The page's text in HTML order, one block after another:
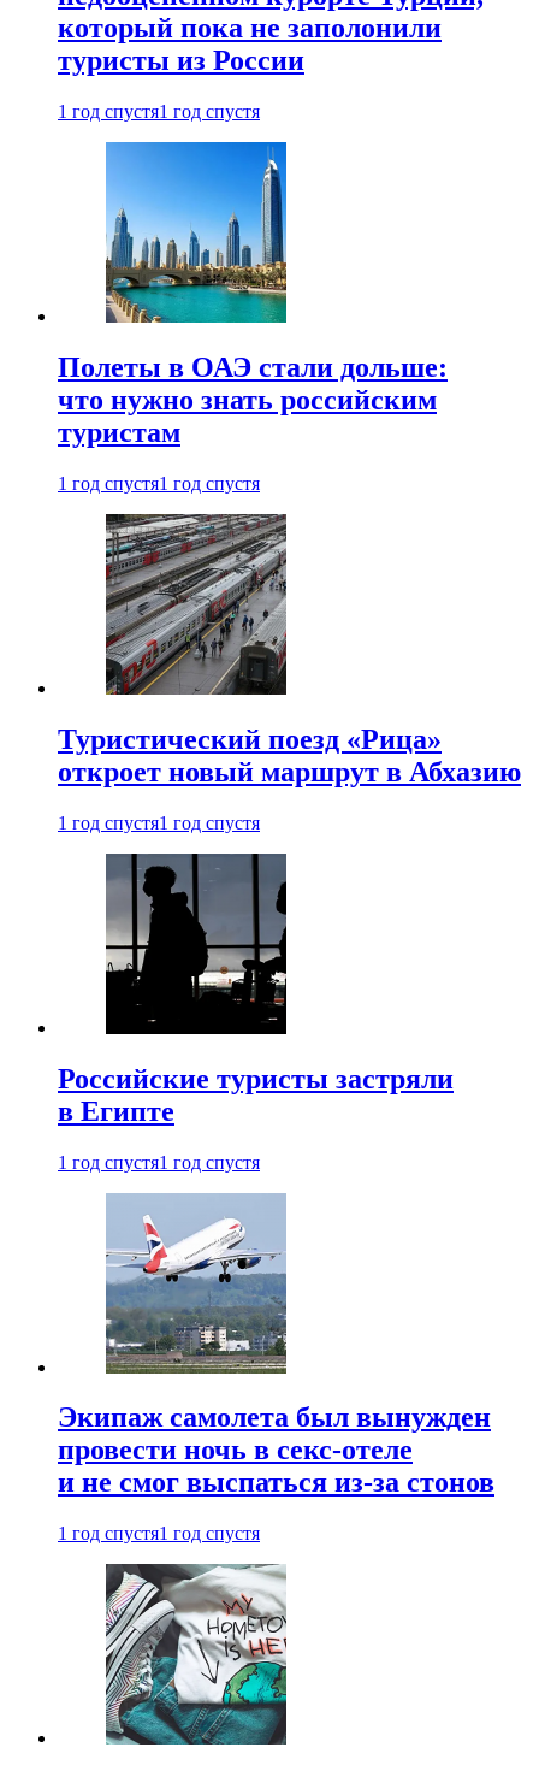
который пока не заполонили
туристы из России
1 год спустя1 год спустя
Полеты в ОАЭ стали дольше:
что нужно знать российским
туристам
1 год спустя1 год спустя
Туристический поезд «Рица»
откроет новый маршрут в Абхазию
1 год спустя1 год спустя
Российские туристы застряли
в Египте
1 год спустя1 год спустя
Экипаж самолета был вынужден
провести ночь в секс-отеле
и не смог выспаться из-за стонов
1 год спустя1 год спустя